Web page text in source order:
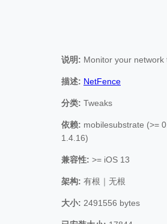
说明: Monitor your network
描述: NetFence
分类: Tweaks
依赖: mobilesubstrate (>=
1.4.16)
兼容性: >= iOS 13
架构: 有根｜无根
大小: 2491556 bytes